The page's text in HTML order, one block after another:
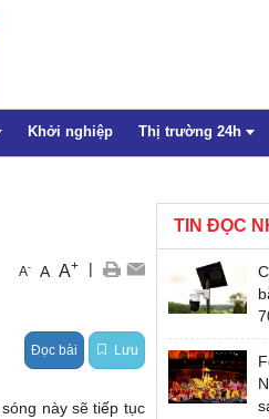
Khởi nghiệp Thị trường 24h
Trong nước
Quốc tế
A- A A+ |
Đọc bài Lưu
này sẽ tiếp tục
TIN ĐỌC